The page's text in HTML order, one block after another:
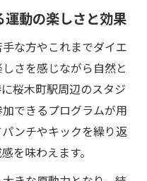
グで習慣化を実現
動習慣が自然と身に
くキックボクシング
クシングの習慣化メ
運動の楽しさと効果
な方やこれまでダイエ
さを感じながら自然と
桜木町駅周辺のスタジ
できるプログラムが用
ンチやキックを繰り返
を味わえます。